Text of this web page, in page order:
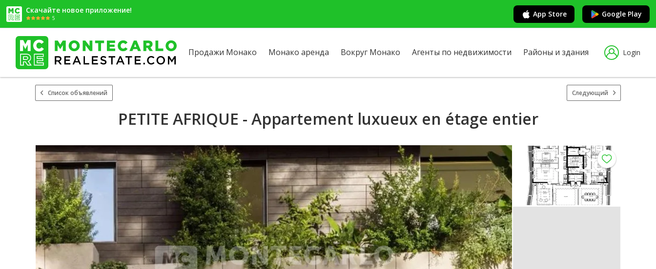
Скачайте новое приложение!
5 App Store Google Play
Продажи Монако Монако аренда Вокруг Монако Агенты по недвижимости Районы и здания Login
Список объявлений Следующий
PETITE AFRIQUE - Appartement luxueux en étage entier